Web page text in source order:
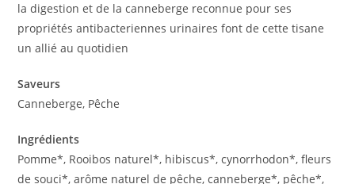
la digestion et de la canneberge reconnue pour ses
propriétés antibacteriennes urinaires font de cette tisane
un allié au quotidien
Saveurs
Canneberge, Pêche
Ingrédients
Pomme*, Rooibos naturel*, hibiscus*, cynorrhodon*, fleurs
de souci*, arôme naturel de pêche, canneberge*, pêche*,